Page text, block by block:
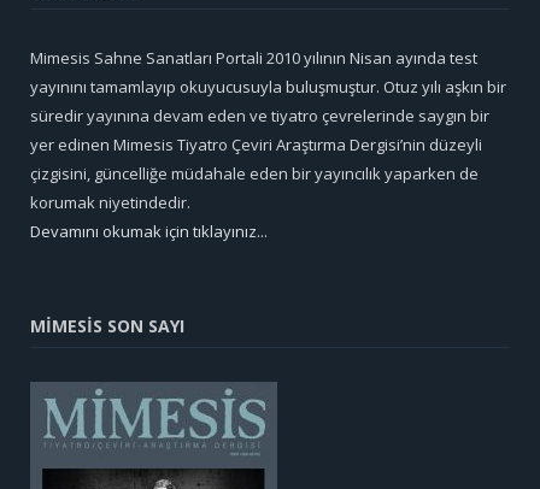
Mimesis Sahne Sanatları Portali 2010 yılının Nisan ayında test
yayınını tamamlayıp okuyucusuyla buluşmuştur. Otuz yılı aşkın bir
süredir yayınına devam eden ve tiyatro çevrelerinde saygın bir
yer edinen Mimesis Tiyatro Çeviri Araştırma Dergisi’nin düzeyli
çizgisini, güncelliğe müdahale eden bir yayıncılık yaparken de
korumak niyetindedir.
Devamını okumak için tıklayınız...
MİMESİS SON SAYI